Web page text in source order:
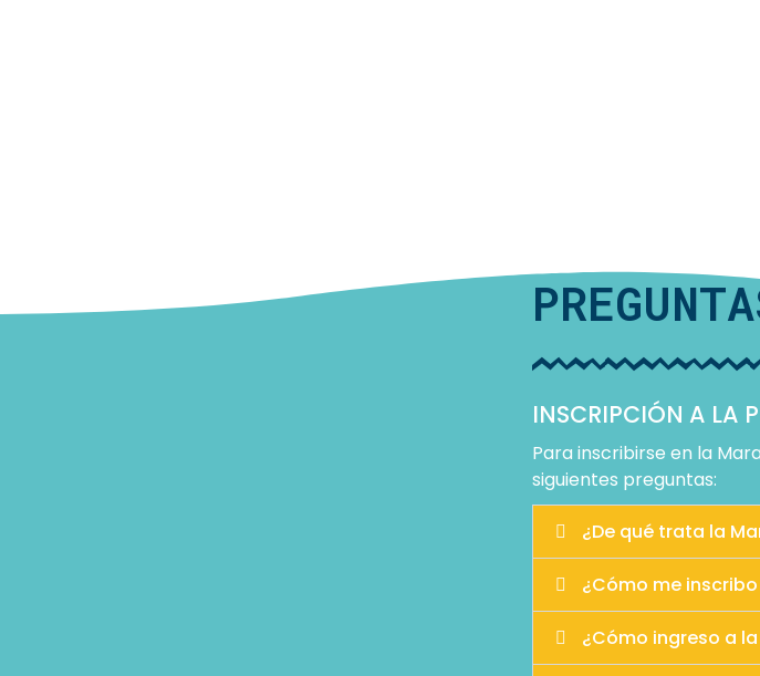
INSCRIPCIÓN A LA
Para inscribirse en la
siguientes preguntas:
¿De qué trata la
¿Cómo me
¿Cómo ingreso a